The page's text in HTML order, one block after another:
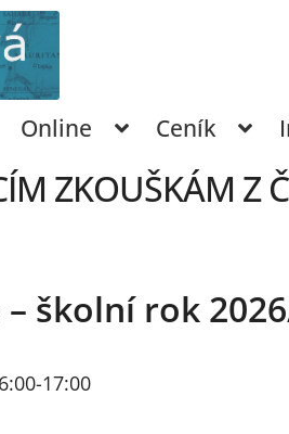
Online Ceník
ZKOUŠKÁM Z
školní rok
17:00